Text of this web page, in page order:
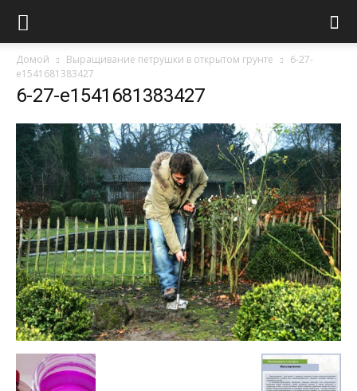
Домой Выращивание петрушки в открытом грунте
6-27-
e1541681383427
6-27-e1541681383427